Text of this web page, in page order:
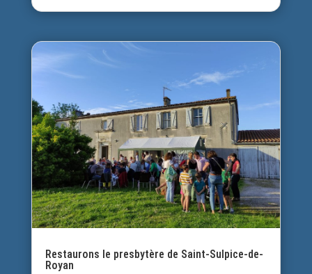
Restaurons le presbytère de Saint-Sulpice-de-
Royan